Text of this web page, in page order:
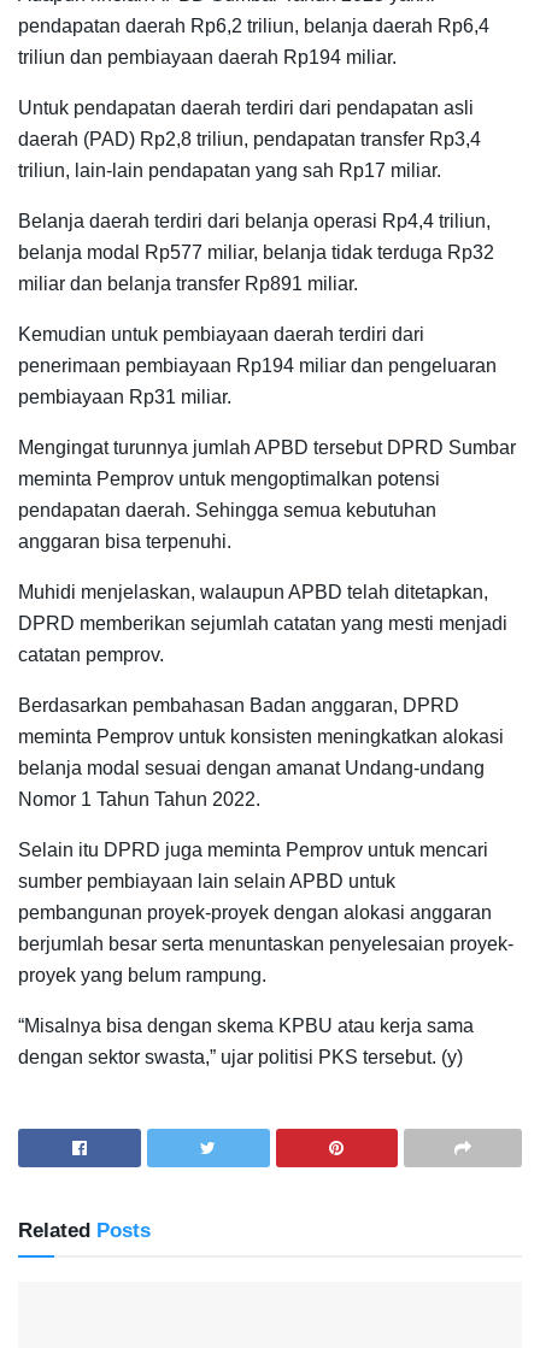
pendapatan daerah Rp6,2 triliun, belanja daerah Rp6,4
triliun dan pembiayaan daerah Rp194 miliar.
Untuk pendapatan daerah terdiri dari pendapatan asli
daerah (PAD) Rp2,8 triliun, pendapatan transfer Rp3,4
triliun, lain-lain pendapatan yang sah Rp17 miliar.
Belanja daerah terdiri dari belanja operasi Rp4,4 triliun,
belanja modal Rp577 miliar, belanja tidak terduga Rp32
miliar dan belanja transfer Rp891 miliar.
Kemudian untuk pembiayaan daerah terdiri dari
penerimaan pembiayaan Rp194 miliar dan pengeluaran
pembiayaan Rp31 miliar.
Mengingat turunnya jumlah APBD tersebut DPRD Sumbar
meminta Pemprov untuk mengoptimalkan potensi
pendapatan daerah. Sehingga semua kebutuhan
anggaran bisa terpenuhi.
Muhidi menjelaskan, walaupun APBD telah ditetapkan,
DPRD memberikan sejumlah catatan yang mesti menjadi
catatan pemprov.
Berdasarkan pembahasan Badan anggaran, DPRD
meminta Pemprov untuk konsisten meningkatkan alokasi
belanja modal sesuai dengan amanat Undang-undang
Nomor 1 Tahun Tahun 2022.
Selain itu DPRD juga meminta Pemprov untuk mencari
sumber pembiayaan lain selain APBD untuk
pembangunan proyek-proyek dengan alokasi anggaran
berjumlah besar serta menuntaskan penyelesaian proyek-
proyek yang belum rampung.
“Misalnya bisa dengan skema KPBU atau kerja sama
dengan sektor swasta,” ujar politisi PKS tersebut. (y)
Related Posts